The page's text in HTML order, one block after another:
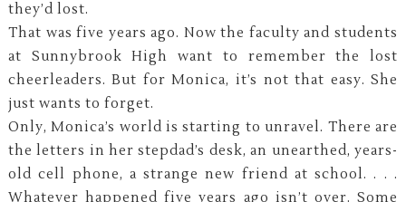
they’d lost.
That was five years ago. Now the faculty and students
at Sunnybrook High want to remember the lost
cheerleaders. But for Monica, it’s not that easy. She
just wants to forget.
Only, Monica’s world is starting to unravel. There are
the letters in her stepdad’s desk, an unearthed, years-
old cell phone, a strange new friend at school. . . .
Whatever happened five years ago isn’t over. Some